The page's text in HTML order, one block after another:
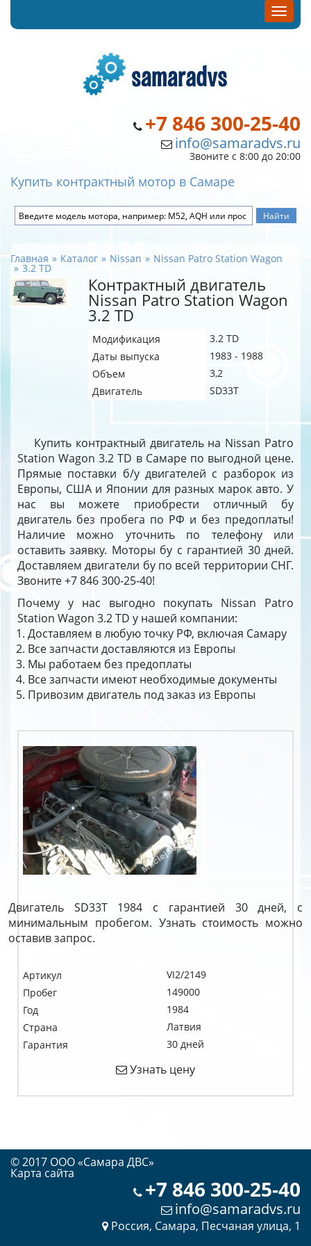
+7 846 300-25-40
info@samaradvs.ru
Звоните с 8:00 до 20:00
Купить контрактный мотор в Самаре
Главная Каталог Nissan Nissan Patro Station Wagon
3.2 TD
Контрактный двигатель
Nissan Patro Station Wagon
3.2 TD
Модификация
3.2 TD
Даты выпуска
1983 - 1988
Объем
3,2
Двигатель
SD33T
Купить контрактный двигатель на Nissan Patro
Station Wagon 3.2 TD в Самаре по выгодной цене.
Прямые поставки б/у двигателей с разборок из
Европы, США и Японии для разных марок авто. У
нас вы можете приобрести отличный бу
двигатель без пробега по РФ и без предоплаты!
Наличие можно уточнить по телефону или
оставить заявку. Моторы бу с гарантией 30 дней.
Доставляем двигатели бу по всей территории СНГ.
Звоните +7 846 300-25-40!
Почему у нас выгодно покупать Nissan Patro
Station Wagon 3.2 TD у нашей компании:
Доставляем в любую точку РФ, включая Самару
Все запчасти доставляются из Европы
Мы работаем без предоплаты
Все запчасти имеют необходимые документы
Привозим двигатель под заказ из Европы
Двигатель SD33T 1984 с гарантией 30 дней, с
минимальным пробегом. Узнать стоимость можно
оставив запрос.
Артикул
VI2/2149
Пробег
149000
Год
1984
Страна
Латвия
Гарантия
30 дней
Узнать цену
© 2017 OOO «Самара ДВС»
Карта сайта
+7 846 300-25-40
info@samaradvs.ru
Россия, Самара, Песчаная улица, 1